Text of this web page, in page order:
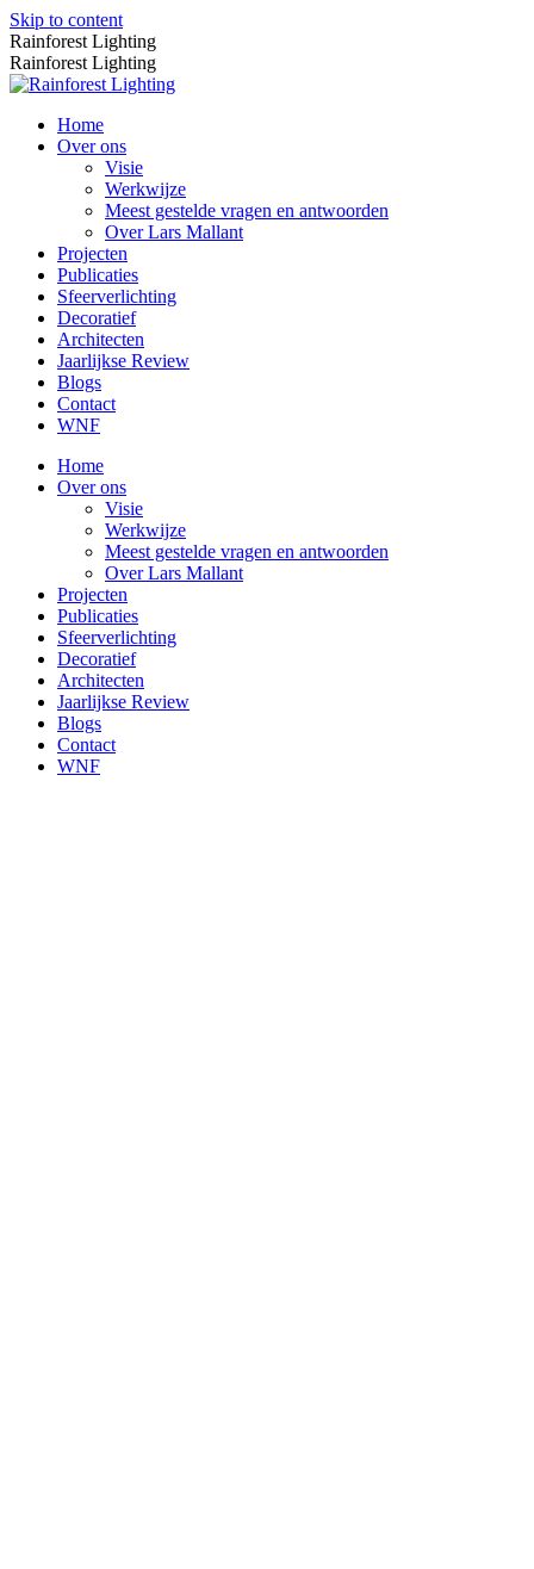
Skip to content
Rainforest Lighting
Rainforest Lighting
Home
Over ons
Visie
Werkwijze
Meest gestelde vragen en antwoorden
Over Lars Mallant
Projecten
Publicaties
Sfeerverlichting
Decoratief
Architecten
Jaarlijkse Review
Blogs
Contact
WNF
Home
Over ons
Visie
Werkwijze
Meest gestelde vragen en antwoorden
Over Lars Mallant
Projecten
Publicaties
Sfeerverlichting
Decoratief
Architecten
Jaarlijkse Review
Blogs
Contact
WNF